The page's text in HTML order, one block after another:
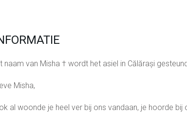
naam van Misha † wordt het asiel in Călărași
Misha,
al woonde je heel ver bij ons vandaan, je hoorde bij